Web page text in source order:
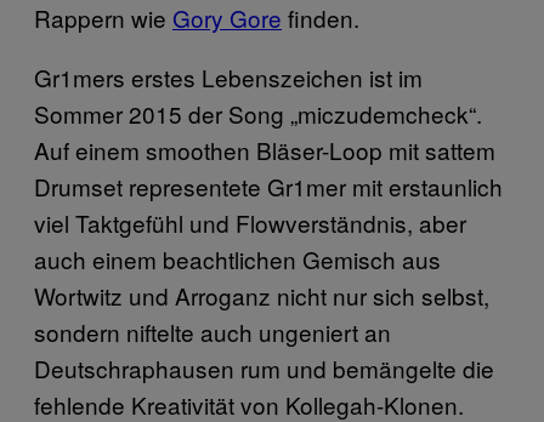
Rappern wie Gory Gore finden.
Gr1mers erstes Lebenszeichen ist im
Sommer 2015 der Song „miczudemcheck“.
Auf einem smoothen Bläser-Loop mit sattem
Drumset representete Gr1mer mit erstaunlich
viel Taktgefühl und Flowverständnis, aber
auch einem beachtlichen Gemisch aus
Wortwitz und Arroganz nicht nur sich selbst,
sondern niftelte auch ungeniert an
Deutschraphausen rum und bemängelte die
fehlende Kreativität von Kollegah-Klonen.